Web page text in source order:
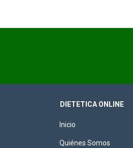
DIETETICA ONLINE
Inicio
Quiénes Somos